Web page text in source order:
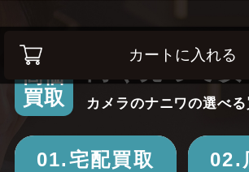
カートに入れる
高価
買取
高く売って安
カメラのナニワの選べ
01.宅配買取 02.